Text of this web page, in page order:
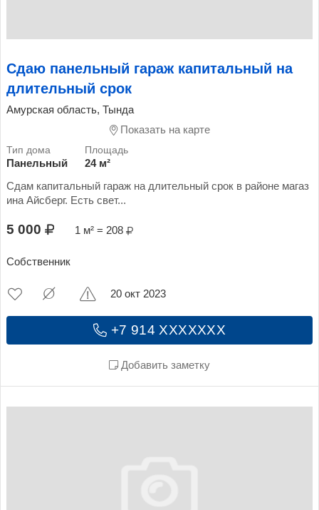
Сдаю панельный гараж капитальный на
длительный срок
Амурская область, Тында
Показать на карте
Панельный
24 м²
Сдам капитальный гараж на длительный срок в районе магаз
ина Айсберг. Есть свет...
5 000 1 м² = 208
Собственник
+7 914 XXXXXXX
Добавить заметку
20 окт 2023